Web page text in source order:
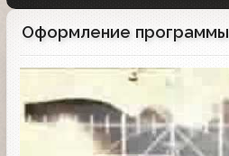
Оформление программы